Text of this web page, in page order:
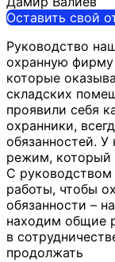
Оставить свой
Руководство
охранную
которые
складских
проявили себя
охранники,
обязанностей. У
режим, который
С
работы, чтобы
обязанности –
находим общие
в
продолжать